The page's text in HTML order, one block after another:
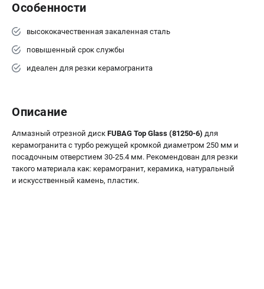
СВАРОЧНЫЕ АППАРАТЫ
Сварочные полуавтоматы MIG/MAG
Сварочные аппараты TIG
Сварочные материалы
Информация размещённая на сайте не является публичной
офертой.
проспект Александровской Фермы, 29АЛ
8 (812) 317-60-57
Режим работы колл-центра:
Особенности
высококачественная закаленная сталь
повышенный срок службы
идеален для резки керамогранита
Описание
Алмазный отрезной диск FUBAG Top Glass (81250-6) для
керамогранита с турбо режущей кромкой диаметром 250 мм и
посадочным отверстием 30-25.4 мм. Рекомендован для резки
такого материала как: керамогранит, керамика, натуральный
и искусственный камень, пластик.